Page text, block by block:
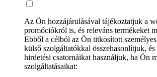
Az Ön hozzájárulásával tájékoztatjuk a
promóciókról is, és releváns termékeket
Ebből a célból az Ön titkosított
külső szolgáltatókkal összehasonlítjuk,
hirdetési csatornáikat használjuk, ha Ön
szolgáltatásaikat: